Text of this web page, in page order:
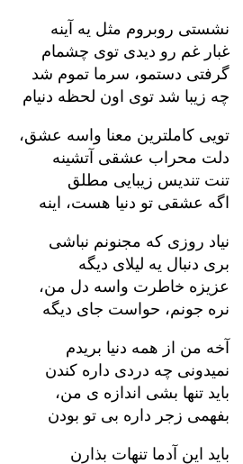
نشستی روبروم مثل یه آینه
غبار غم رو دیدی توی چشمام
گرفتی دستمو، سرما تموم شد
چه زیبا شد توی اون لحظه دنیام
تویی کاملترین معنا واسه عشق،
دلت محراب عشقی آتشینه
تنت تندیس زیبایی مطلق
اگه عشقی تو دنیا هست، اینه
نیاد روزی که مجنونم نباشی
بری دنبال یه لیلای دیگه
عزیزه خاطرت واسه دل من،
نره جونم، حواست جای دیگه
آخه من از همه دنیا بریدم
نمیدونی چه دردی داره کندن
باید تنها بشی اندازه ی من،
بفهمی زجر داره بی تو بودن
باید این آدما تنهات بذارن